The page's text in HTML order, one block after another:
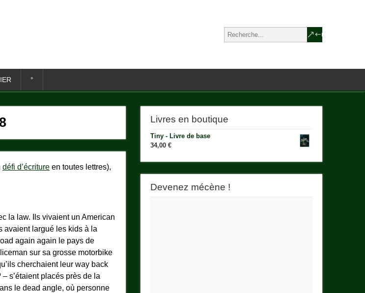
°
défi d’écriture en toutes lettres),
la law. Ils vivaient un American
avaient largué les kids à la
again again le pays de
sur sa grosse motorbike
cherchaient leur way back
s’étaient placés près de la
le dead angle, où personne
Livres en boutique
Tiny - Livre de base
34,00 €
Devenez mécène !